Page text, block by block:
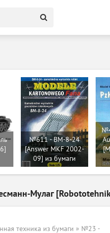
№611 - BM-8-24
[Answer MKF 2002-
09] из бумаги
Мулаг
техника из бумаги » №23 -